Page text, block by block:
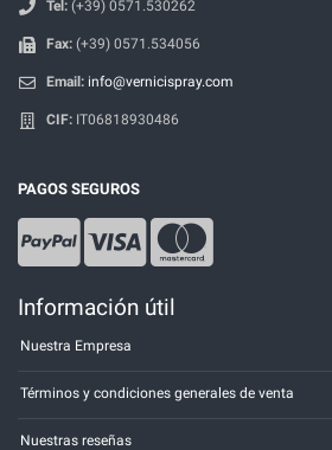
Tel: (+39) 0571.530262
Fax: (+39) 0571.534056
Email: info@vernicispray.com
CIF: IT06818930486
PAGOS SEGUROS
Información útil
Nuestra Empresa
Términos y condiciones generales de venta
Nuestras reseñas